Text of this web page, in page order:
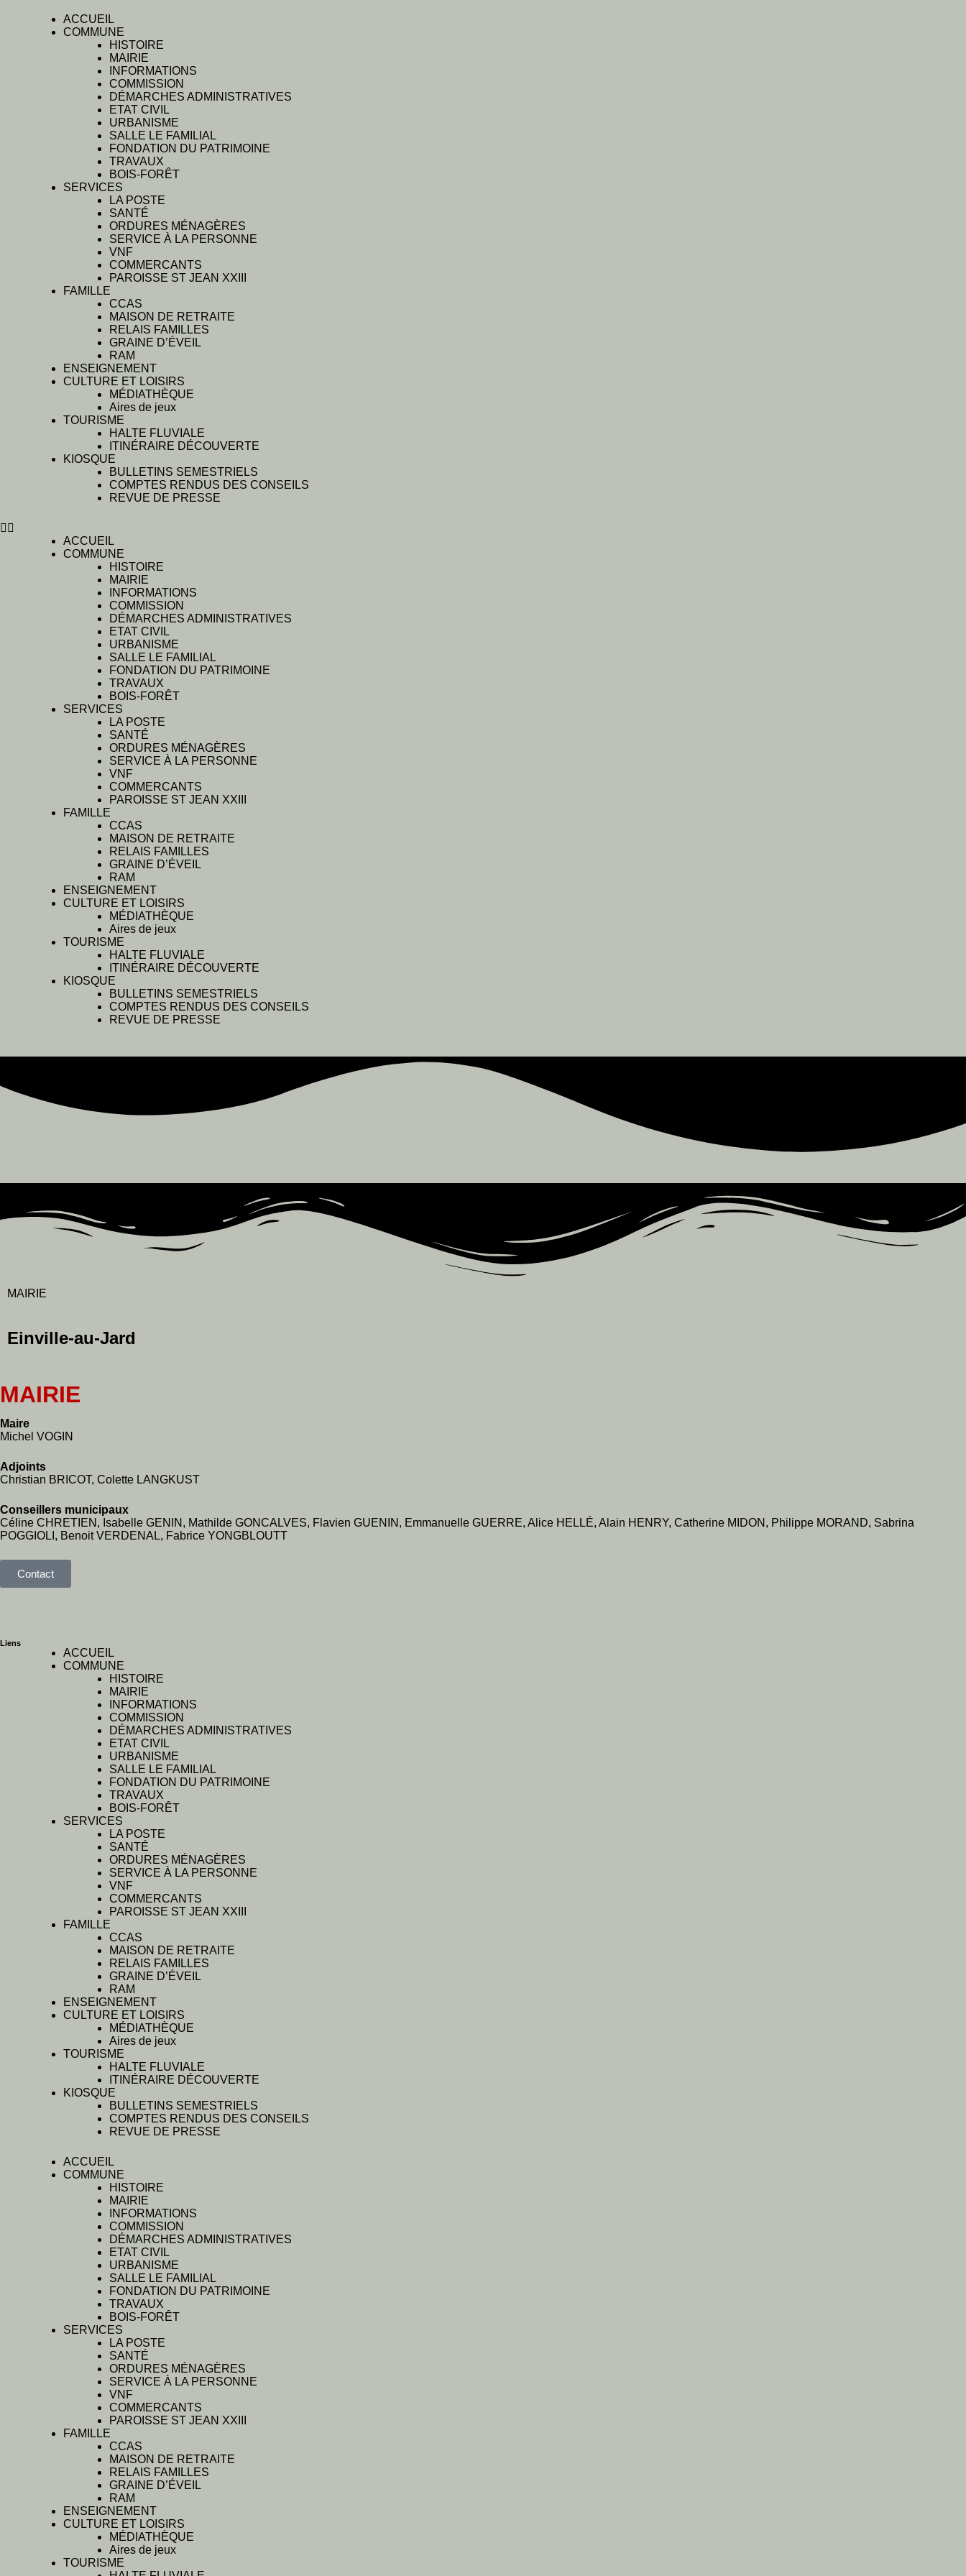
ACCUEIL
COMMUNE
HISTOIRE
MAIRIE
INFORMATIONS
COMMISSION
DÉMARCHES ADMINISTRATIVES
ETAT CIVIL
URBANISME
SALLE LE FAMILIAL
FONDATION DU PATRIMOINE
TRAVAUX
BOIS-FORÊT
SERVICES
LA POSTE
SANTÉ
ORDURES MÉNAGÈRES
SERVICE À LA PERSONNE
VNF
COMMERCANTS
PAROISSE ST JEAN XXIII
FAMILLE
CCAS
MAISON DE RETRAITE
RELAIS FAMILLES
GRAINE D’ÉVEIL
RAM
ENSEIGNEMENT
CULTURE ET LOISIRS
MÉDIATHÈQUE
Aires de jeux
TOURISME
HALTE FLUVIALE
ITINÉRAIRE DÉCOUVERTE
KIOSQUE
BULLETINS SEMESTRIELS
COMPTES RENDUS DES CONSEILS
REVUE DE PRESSE
ACCUEIL
COMMUNE
HISTOIRE
MAIRIE
INFORMATIONS
COMMISSION
DÉMARCHES ADMINISTRATIVES
ETAT CIVIL
URBANISME
SALLE LE FAMILIAL
FONDATION DU PATRIMOINE
TRAVAUX
BOIS-FORÊT
SERVICES
LA POSTE
SANTÉ
ORDURES MÉNAGÈRES
SERVICE À LA PERSONNE
VNF
COMMERCANTS
PAROISSE ST JEAN XXIII
FAMILLE
CCAS
MAISON DE RETRAITE
RELAIS FAMILLES
GRAINE D’ÉVEIL
RAM
ENSEIGNEMENT
CULTURE ET LOISIRS
MÉDIATHÈQUE
Aires de jeux
TOURISME
HALTE FLUVIALE
ITINÉRAIRE DÉCOUVERTE
KIOSQUE
BULLETINS SEMESTRIELS
COMPTES RENDUS DES CONSEILS
REVUE DE PRESSE
MAIRIE
Einville-au-Jard
MAIRIE
Maire
Michel VOGIN
Adjoints
Christian BRICOT, Colette LANGKUST
Conseillers municipaux
Céline CHRETIEN, Isabelle GENIN, Mathilde GONCALVES, Flavien GUENIN, Emmanuelle GUERRE, Alice HELLÉ, Alain HENRY, Catherine MIDON, Philippe MORAND, Sabrina
POGGIOLI, Benoit VERDENAL, Fabrice YONGBLOUTT
Contact
Liens
ACCUEIL
COMMUNE
HISTOIRE
MAIRIE
INFORMATIONS
COMMISSION
DÉMARCHES ADMINISTRATIVES
ETAT CIVIL
URBANISME
SALLE LE FAMILIAL
FONDATION DU PATRIMOINE
TRAVAUX
BOIS-FORÊT
SERVICES
LA POSTE
SANTÉ
ORDURES MÉNAGÈRES
SERVICE À LA PERSONNE
VNF
COMMERCANTS
PAROISSE ST JEAN XXIII
FAMILLE
CCAS
MAISON DE RETRAITE
RELAIS FAMILLES
GRAINE D’ÉVEIL
RAM
ENSEIGNEMENT
CULTURE ET LOISIRS
MÉDIATHÈQUE
Aires de jeux
TOURISME
HALTE FLUVIALE
ITINÉRAIRE DÉCOUVERTE
KIOSQUE
BULLETINS SEMESTRIELS
COMPTES RENDUS DES CONSEILS
REVUE DE PRESSE
ACCUEIL
COMMUNE
HISTOIRE
MAIRIE
INFORMATIONS
COMMISSION
DÉMARCHES ADMINISTRATIVES
ETAT CIVIL
URBANISME
SALLE LE FAMILIAL
FONDATION DU PATRIMOINE
TRAVAUX
BOIS-FORÊT
SERVICES
LA POSTE
SANTÉ
ORDURES MÉNAGÈRES
SERVICE À LA PERSONNE
VNF
COMMERCANTS
PAROISSE ST JEAN XXIII
FAMILLE
CCAS
MAISON DE RETRAITE
RELAIS FAMILLES
GRAINE D’ÉVEIL
RAM
ENSEIGNEMENT
CULTURE ET LOISIRS
MÉDIATHÈQUE
Aires de jeux
TOURISME